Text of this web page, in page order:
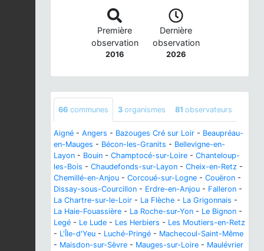
Première
observation
2016
Dernière
observation
2026
66 communes 3 organismes 81 observateurs
Aigné - Angers - Bazouges Cré sur Loir - Beaupréau-
en-Mauges - Bécon-les-Granits - Bellevigne-en-
Layon - Bouin - Champtocé-sur-Loire - Chanteloup-
les-Bois - Chaudefonds-sur-Layon - Cheix-en-Retz -
Chemillé-en-Anjou - Corcoué-sur-Logne - Couëron -
Dissay-sous-Courcillon - Erdre-en-Anjou - Falleron -
La Chartre-sur-le-Loir - La Flèche - La Grigonnais -
La Haie-Fouassière - La Roche-sur-Yon - Le Bignon -
Legé - Le Lude - Les Herbiers - Les Moutiers-en-Retz
- L'Île-d'Yeu - Luché-Pringé - Machecoul-Saint-Même
- Maisdon-sur-Sèvre - Mauges-sur-Loire - Maulévrier